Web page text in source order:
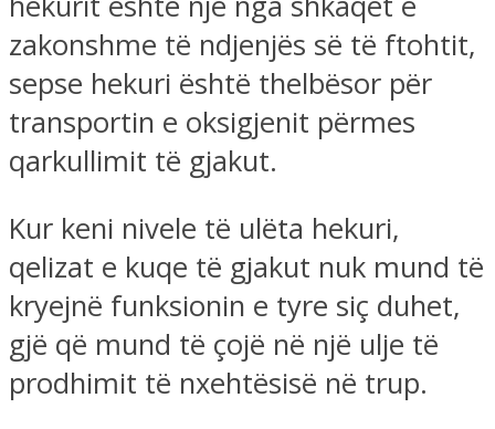
zakonshme të ndjenjës së të ftohtit,
sepse hekuri është thelbësor për
transportin e oksigjenit përmes
qarkullimit të gjakut.
Kur keni nivele të ulëta hekuri,
qelizat e kuqe të gjakut nuk mund të
kryejnë funksionin e tyre siç duhet,
gjë që mund të çojë në një ulje të
prodhimit të nxehtësisë në trup.